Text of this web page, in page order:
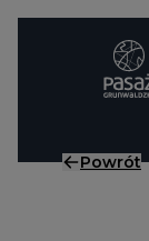
Przejdź do treści
Powrót